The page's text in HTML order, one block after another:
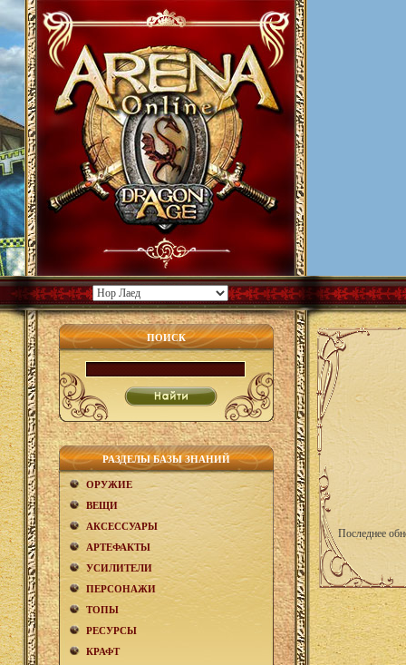
ПОИСК
РАЗДЕЛЫ БАЗЫ ЗНАНИЙ
ОРУЖИЕ
ВЕЩИ
АКCЕСCУАРЫ
АРТЕФАКТЫ
УСИЛИТЕЛИ
ПЕРСОНАЖИ
ТОПЫ
РЕСУРСЫ
КРАФТ
Последнее